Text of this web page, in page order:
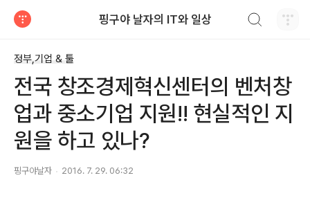
핑구야 날자의 IT와 일상
정부,기업 & 툴
전국 창조경제혁신센터의 벤처창
업과 중소기업 지원!! 현실적인 지
원을 하고 있나?
핑구야날자 2016. 7. 29. 06:32